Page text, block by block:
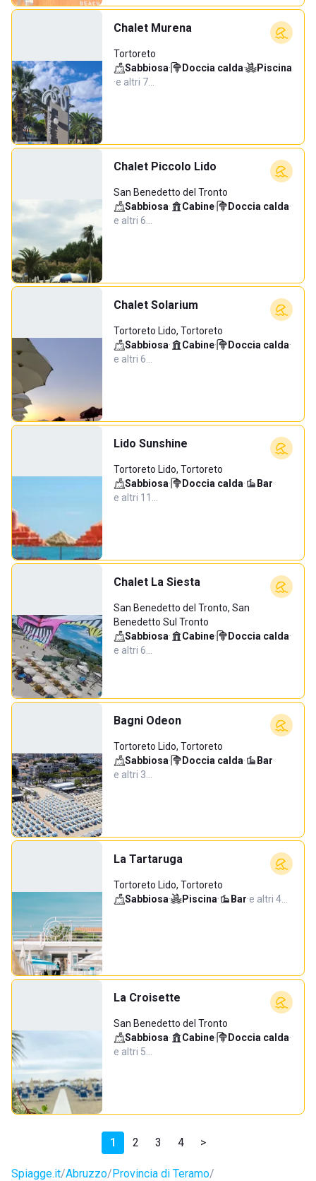
Chalet Murena
Tortoreto
Sabbiosa· Doccia calda·
Piscina
·e altri 7…
Chalet Piccolo Lido
San Benedetto del Tronto
Sabbiosa· Cabine· Doccia calda·
e altri 6…
Chalet Solarium
Tortoreto Lido, Tortoreto
Sabbiosa· Cabine· Doccia calda·
e altri 6…
Lido Sunshine
Tortoreto Lido, Tortoreto
Sabbiosa· Doccia calda· Bar·
e altri 11…
Chalet La Siesta
San Benedetto del Tronto, San
Benedetto Sul Tronto
Sabbiosa· Cabine· Doccia calda·
e altri 6…
Bagni Odeon
Tortoreto Lido, Tortoreto
Sabbiosa· Doccia calda· Bar·
e altri 3…
La Tartaruga
Tortoreto Lido, Tortoreto
Sabbiosa· Piscina· Bar·e altri 4…
La Croisette
San Benedetto del Tronto
Sabbiosa· Cabine· Doccia calda·
e altri 5…
1 2 3 4 >
Spiagge.it Abruzzo Provincia di Teramo